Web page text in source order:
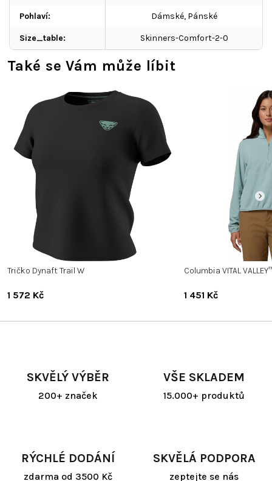
SKVĚLÝ VÝBĚR
200+ značek
VŠE SKLADEM
15.000+ produktů
RÝCHLÉ DODÁNÍ
zdarma od 3500 Kč
SKVĚLÁ PODPORA
zeptejte se nás
Pohlaví: Dámské, Pánské
Size_table: Skinners-Comfort-2-0
Také se Vám může líbit
Tričko Dynaft Trail W
1 572 Kč
Columbia VITAL
1 451 Kč